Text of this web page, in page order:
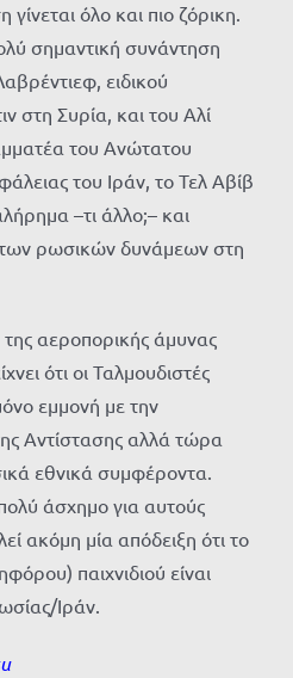
όλο και πιο ζόρικη.
σημαντική συνάντηση
ειδικού
στη Συρία, και του Αλί
του Ανώτατου
του Ιράν, το Τελ Αβίβ
–τι άλλο;– και
ρωσικών δυνάμεων στη
αεροπορικής άμυνας
ότι οι Ταλμουδιστές
εμμονή με την
Αντίστασης αλλά τώρα
εθνικά συμφέροντα.
άσχημο για αυτούς
ακόμη μία απόδειξη ότι το
παιχνιδιού είναι
Ιράν.